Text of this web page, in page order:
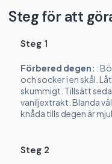
Steg för att
Steg 1
Förbered degen: :
och socker i en skål.
skummigt. Tillsätt
vaniljextrakt. Blanda
knåda tills degen är
Steg 2